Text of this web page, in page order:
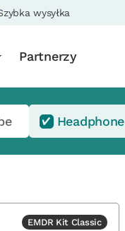
wysyłka
Partnerzy
Headphone
EMDR Kit Classic